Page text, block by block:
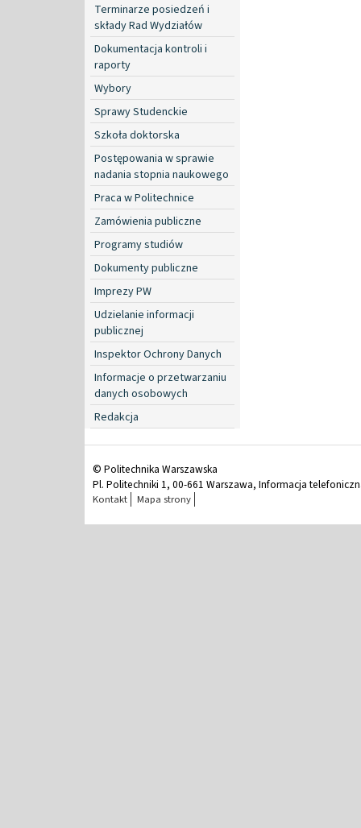
Terminarze posiedzeń i
składy Rad Wydziałów
Dokumentacja kontroli i
raporty
Wybory
Sprawy Studenckie
Szkoła doktorska
Postępowania w sprawie
nadania stopnia naukowego
Praca w Politechnice
Zamówienia publiczne
Programy studiów
Dokumenty publiczne
Imprezy PW
Udzielanie informacji
publicznej
Inspektor Ochrony Danych
Informacje o przetwarzaniu
danych osobowych
Redakcja
© Politechnika Warszawska
Pl. Politechniki 1, 00-661 Warszawa, Informacja
Kontakt Mapa strony